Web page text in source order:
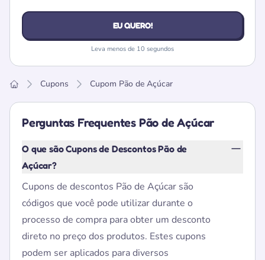
EU QUERO!
Leva menos de 10 segundos
Cupons Cupom Pão de Açúcar
Perguntas Frequentes Pão de Açúcar
O que são Cupons de Descontos Pão de
Açúcar?
Cupons de descontos Pão de Açúcar são
códigos que você pode utilizar durante o
processo de compra para obter um desconto
direto no preço dos produtos. Estes cupons
podem ser aplicados para diversos